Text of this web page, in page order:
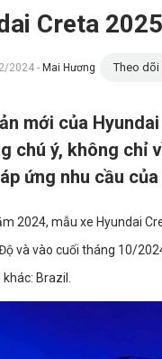
Creta
2024 - Mai Hương Theo dõi
mới của
chú ý, không chỉ
ứng nhu cầu
2024, mẫu xe Hyundai
và vào cuối tháng 10/
Brazil.